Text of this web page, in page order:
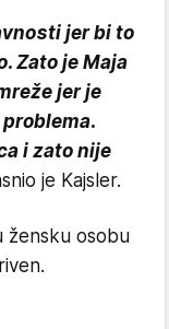
jer bi to
Zato je Maja
jer je
i zato nije
je Kajsler.
žensku osobu